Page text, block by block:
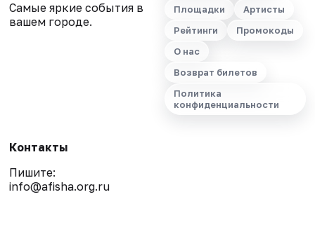
Самые яркие события в
вашем городе.
Площадки
Артисты
Рейтинги
Промокоды
О нас
Возврат билетов
Политика
конфиденциальности
Контакты
Пишите:
info@afisha.org.ru